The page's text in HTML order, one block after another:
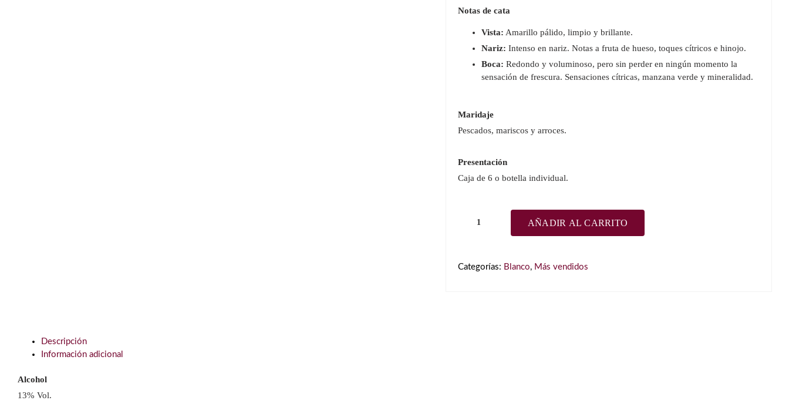
Notas de cata
Vista: Amarillo pálido, limpio y brillante.
Nariz: Intenso en nariz. Notas a fruta de hueso, toques cítricos e hinojo.
Boca: Redondo y voluminoso, pero sin perder en ningún momento la
sensación de frescura. Sensaciones cítricas, manzana verde y mineralidad.
Maridaje
Pescados, mariscos y arroces.
Presentación
Caja de 6 o botella individual.
Merayo
2025
AÑADIR AL CARRITO
Categorías: Blanco, Más vendidos
Descripción
Información adicional
Alcohol
13% Vol.